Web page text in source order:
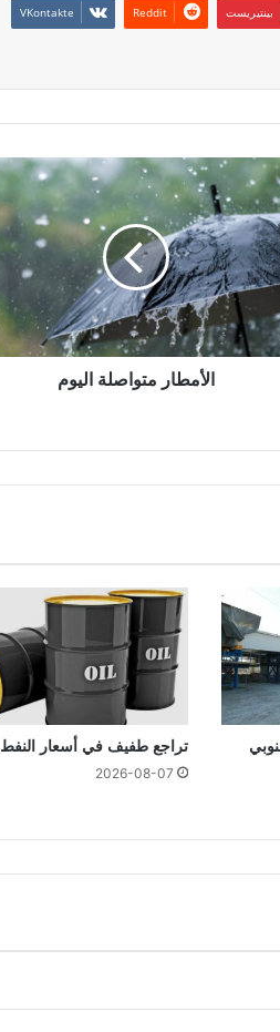
بينتيريست
الأمطار متواصلة اليوم
تراجع طفيف في أسعار النفط
2026-08-07